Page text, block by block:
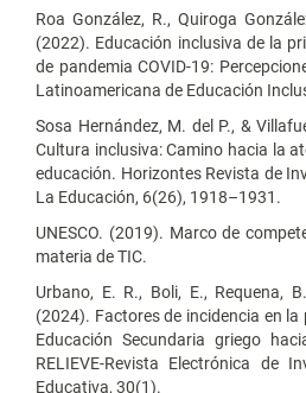
Roa González, R., Quiroga
(2022). Educación inclusiva de la
de pandemia COVID-19:
Latinoamericana de Educación
Sosa Hernández, M. del P., &
Cultura inclusiva: Camino hacia la
educación. Horizontes Revista de
La Educación, 6(26), 1918–1931.
UNESCO. (2019). Marco de
materia de TIC.
Urbano, E. R., Boli, E., Requena,
(2024). Factores de incidencia en la
Educación Secundaria griego
RELIEVE-Revista Electrónica de
Educativa, 30(1).